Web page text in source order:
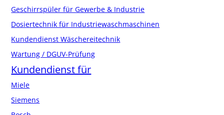
Geschirrspüler für Gewerbe & Industrie
Dosiertechnik für Industriewaschmaschinen
Kundendienst Wäschereitechnik
Wartung / DGUV-Prüfung
Kundendienst für
Miele
Siemens